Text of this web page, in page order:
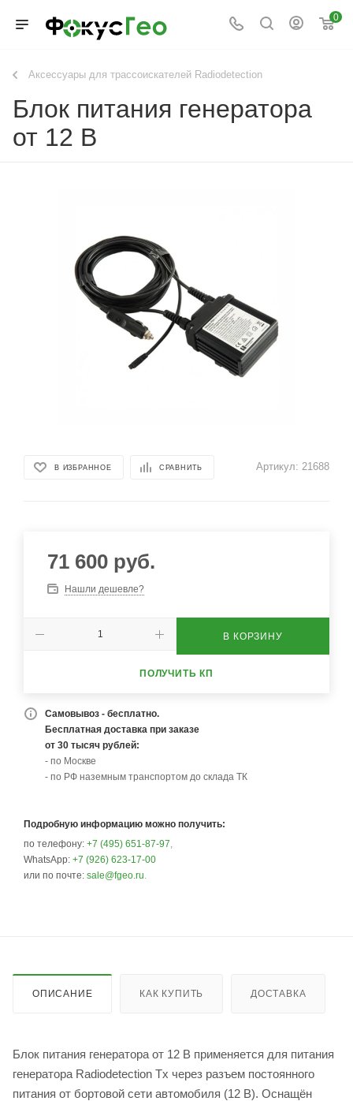
0
Аксессуары для трассоискателей Radiodetection
Блок питания генератора
от 12 В
В ИЗБРАННОЕ СРАВНИТЬ Артикул: 21688
71 600 руб.
Нашли дешевле?
В КОРЗИНУ
ПОЛУЧИТЬ КП
Самовывоз - бесплатно.
Бесплатная доставка при заказе
от 30 тысяч рублей:
- по Москве
- по РФ наземным транспортом до склада ТК
Подробную информацию можно получить:
по телефону: +7 (495) 651-87-97,
WhatsApp: +7 (926) 623-17-00
или по почте: sale@fgeo.ru.
ОПИСАНИЕ КАК КУПИТЬ ДОСТАВКА
Блок питания генератора от 12 В применяется для питания
генератора Radiodetection Tx через разъем постоянного
питания от бортовой сети автомобиля (12 В). Оснащён